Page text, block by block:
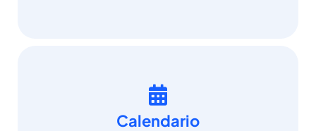
Calendario